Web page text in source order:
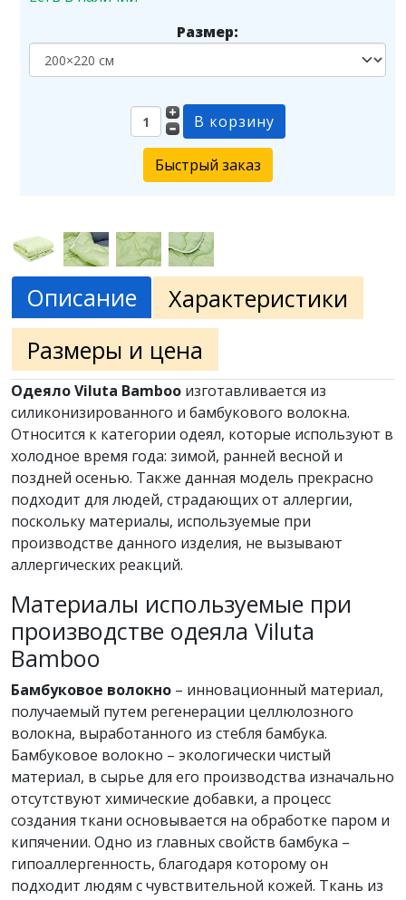
Размер:
Быстрый заказ
Описание
Характеристики
Размеры и цена
Одеяло Viluta Bamboo изготавливается из
силиконизированного и бамбукового волокна.
Относится к категории одеял, которые используют в
холодное время года: зимой, ранней весной и
поздней осенью. Также данная модель прекрасно
подходит для людей, страдающих от аллергии,
поскольку материалы, используемые при
производстве данного изделия, не вызывают
аллергических реакций.
Материалы используемые при
производстве одеяла Viluta
Bamboo
Бамбуковое волокно – инновационный материал,
получаемый путем регенерации целлюлозного
волокна, выработанного из стебля бамбука.
Бамбуковое волокно – экологически чистый
материал, в сырье для его производства изначально
отсутствуют химические добавки, а процесс
создания ткани основывается на обработке паром и
кипячении. Одно из главных свойств бамбука –
гипоаллергенность, благодаря которому он
подходит людям с чувствительной кожей. Ткань из